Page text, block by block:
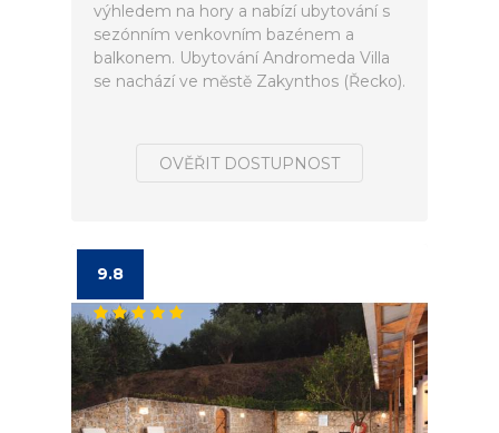
výhledem na hory a nabízí ubytování s
sezónním venkovním bazénem a
balkonem. Ubytování Andromeda Villa
se nachází ve městě Zakynthos (Řecko).
OVĚŘIT DOSTUPNOST
9.8